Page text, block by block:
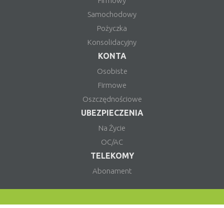
Samochodowy
Pożyczka
Konsolidacyjny
KONTA
Osobiste
Firmowe
Oszczędnościowe
UBEZPIECZENIA
Na Życie
OC/AC
TELEKOMY
Abonament